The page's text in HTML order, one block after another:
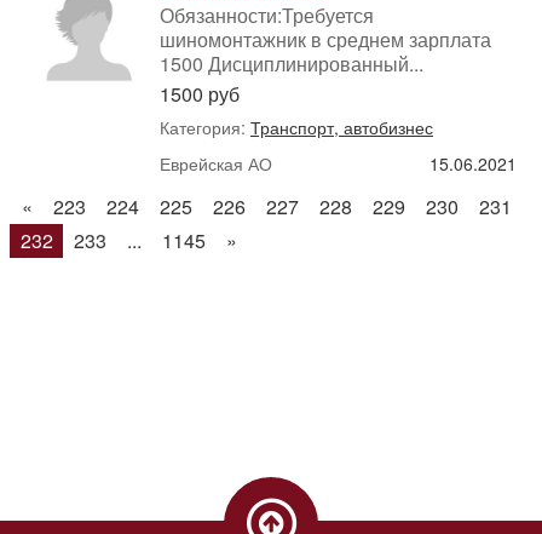
Обязанности:Требуется
шиномонтажник в среднем зарплата
1500 Дисциплинированный...
1500 руб
Категория: Транспорт, автобизнес
Еврейская АО
15.06.2021
« 223 224 225 226 227 228 229 230
231
232
233 ... 1145 »